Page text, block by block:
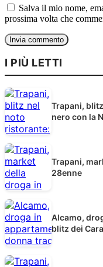
Salva il mio nome,
prossima volta che
I PIÙ LETTI
Trapani,
nero con la
Trapani,
28enne
Alcamo,
blitz dei